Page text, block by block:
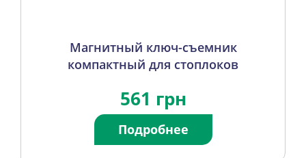
Магнитный ключ-съемник
компактный для стоплоков
561 грн
Подробнее